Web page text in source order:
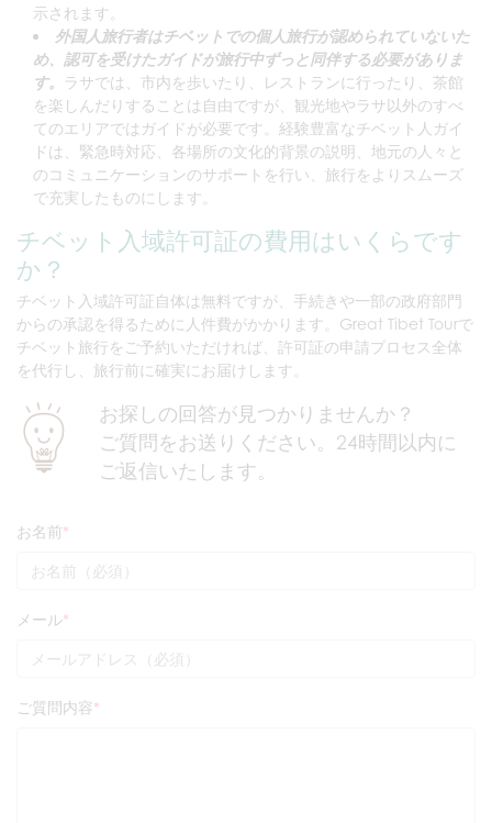
示されます。
外国人旅行者はチベットでの個人旅行が認められていないた
め、認可を受けたガイドが旅行中ずっと同伴する必要がありま
す。
ラサでは、市内を歩いたり、レストランに行ったり、茶館
を楽しんだりすることは自由ですが、観光地やラサ以外のすべ
てのエリアではガイドが必要です。経験豊富なチベット人ガイ
ドは、緊急時対応、各場所の文化的背景の説明、地元の人々と
のコミュニケーションのサポートを行い、旅行をよりスムーズ
で充実したものにします。
チベット入域許可証の費用はいくらです
か？
チベット入域許可証自体は無料ですが、手続きや一部の政府部門
からの承認を得るために人件費がかかります。Great Tibet Tourで
チベット旅行をご予約いただければ、許可証の申請プロセス全体
を代行し、旅行前に確実にお届けします。
お探しの回答が見つかりませんか？
ご質問をお送りください。24時間以内に
ご返信いたします。
お名前
メール
ご質問内容